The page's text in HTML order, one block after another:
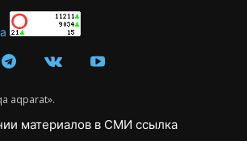
aqparat».
материалов в СМИ ссылка